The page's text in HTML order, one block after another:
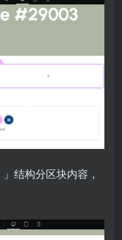
结构分区块内容，